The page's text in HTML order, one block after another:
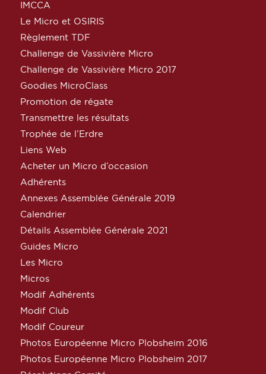
IMCCA
Le Micro et OSIRIS
Règlement TDF
Challenge de Vassivière Micro
Challenge de Vassivière Micro 2017
Goodies MicroClass
Promotion de régate
Transmettre les résultats
Trophée de l’Erdre
Liens Web
Acheter un Micro d’occasion
Adhérents
Annexes Assemblée Générale 2019
Calendrier
Détails Assemblée Générale 2021
Guides Micro
Les Micro
Micros
Modif Adhérents
Modif Club
Modif Coureur
Photos Européenne Micro Plobsheim 2016
Photos Européenne Micro Plobsheim 2017